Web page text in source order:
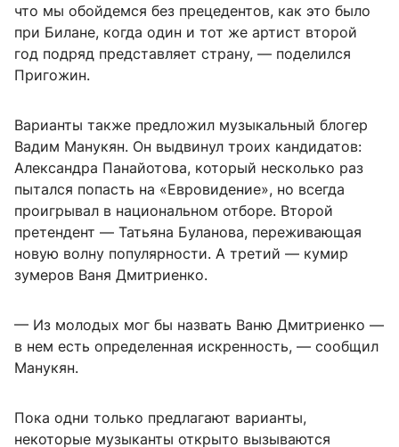
что мы обойдемся без прецедентов, как это было
при Билане, когда один и тот же артист второй
год подряд представляет страну, — поделился
Пригожин.
Варианты также предложил музыкальный блогер
Вадим Манукян. Он выдвинул троих кандидатов:
Александра Панайотова, который несколько раз
пытался попасть на «Евровидение», но всегда
проигрывал в национальном отборе. Второй
претендент — Татьяна Буланова, переживающая
новую волну популярности. А третий — кумир
зумеров Ваня Дмитриенко.
— Из молодых мог бы назвать Ваню Дмитриенко —
в нем есть определенная искренность, — сообщил
Манукян.
Пока одни только предлагают варианты,
некоторые музыканты открыто вызываются